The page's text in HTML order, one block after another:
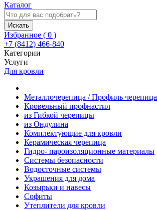
Каталог
Искать
Избранное ( 0 )
+7 (8412) 466-840
Категории
Услуги
Для кровли
Металлочерепица / Профиль черепица
Кровельный профнастил
из Гибкой черепицы
из Ондулина
Комплектующие для кровли
Керамическая черепица
Гидро- пароизоляционные материалы
Системы безопасности
Водосточные системы
Украшения для дома
Козырьки и навесы
Софиты
Утеплители для кровли